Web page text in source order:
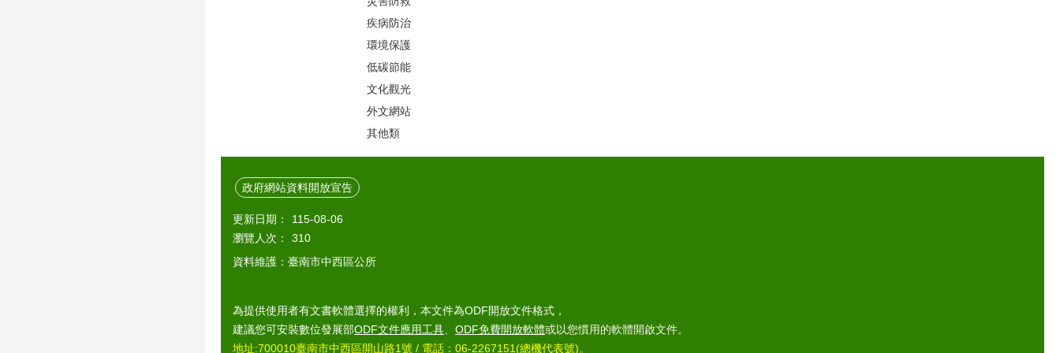
疾病防治
環境保護
低碳節能
文化觀光
外文網站
其他類
政府網站資料開放宣告
更新日期：
115-08-06
瀏覽人次：
310
資料維護：臺南市中西區公所
為提供使用者有文書軟體選擇的權利，本文件為ODF開放文件格式，
建議您可安裝數位發展部ODF文件應用工具、 ODF免費開放軟體或以您慣用的軟體開啟文件。
地址:700010臺南市中西區開山路1號 / 電話：06-2267151(總機代表號)。